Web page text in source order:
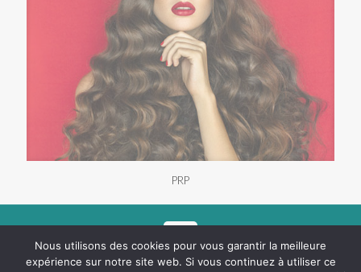
PRP
Nous utilisons des cookies pour vous garantir la meilleure
expérience sur notre site web. Si vous continuez à utiliser ce